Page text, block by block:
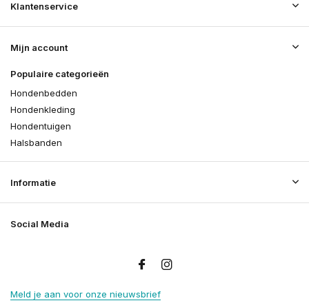
Klantenservice
Mijn account
Populaire categorieën
Hondenbedden
Hondenkleding
Hondentuigen
Halsbanden
Informatie
Social Media
Meld je aan voor onze nieuwsbrief